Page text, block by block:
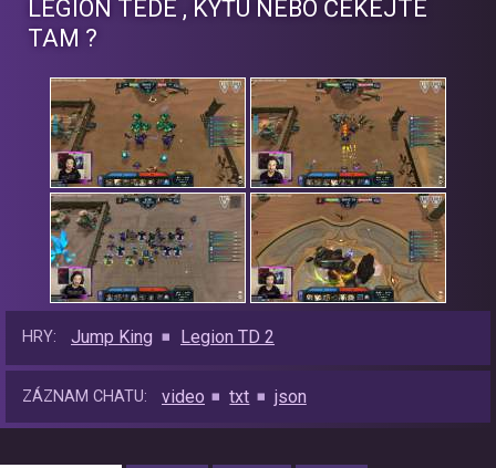
LEGION TÉDÉ , KÝŤU NEBO ČEKEJTE
TAM ?
HRY: Jump King Legion TD 2
ZÁZNAM CHATU: video txt json